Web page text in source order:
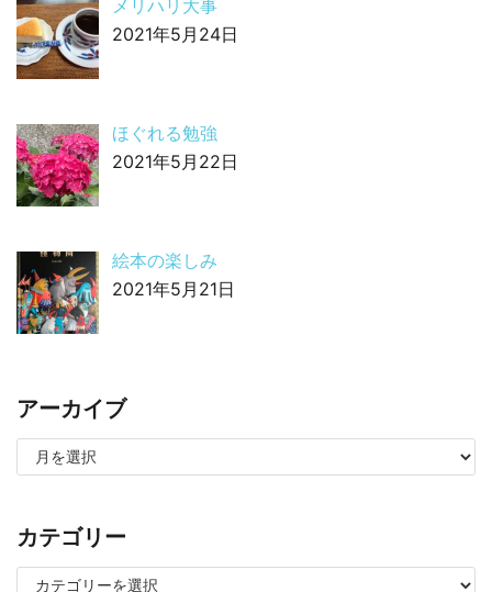
メリハリ大事
2021年5月24日
ほぐれる勉強
2021年5月22日
絵本の楽しみ
2021年5月21日
アーカイブ
カテゴリー